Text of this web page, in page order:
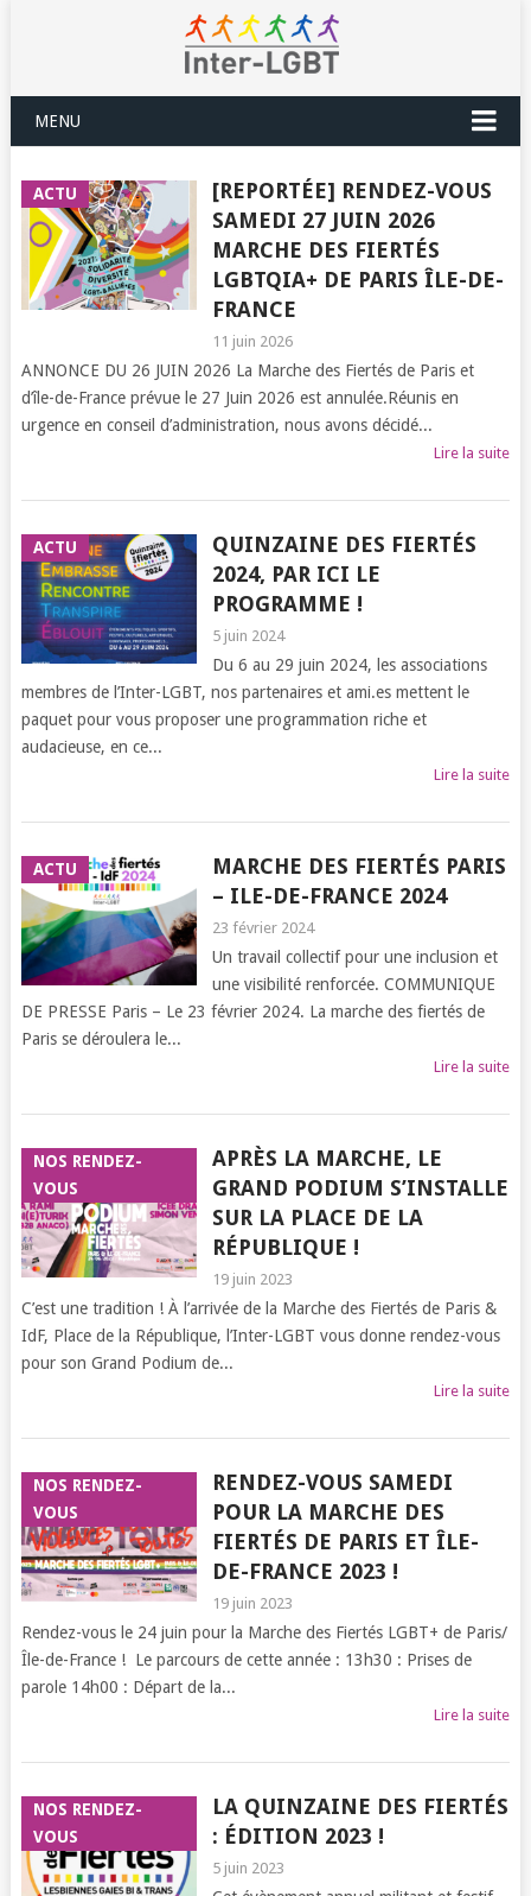
MENU
ACTU
[REPORTÉE] RENDEZ-VOUS
SAMEDI 27 JUIN 2026
MARCHE DES FIERTÉS
LGBTQIA+ DE PARIS ÎLE-DE-
FRANCE
11 juin 2026
ANNONCE DU 26 JUIN 2026 La Marche des Fiertés de Paris et
d’île-de-France prévue le 27 Juin 2026 est annulée.Réunis en
urgence en conseil d’administration, nous avons décidé...
Lire la suite
ACTU
QUINZAINE DES FIERTÉS
2024, PAR ICI LE
PROGRAMME !
5 juin 2024
Du 6 au 29 juin 2024, les associations
membres de l’Inter-LGBT, nos partenaires et ami.es mettent le
paquet pour vous proposer une programmation riche et
audacieuse, en ce...
Lire la suite
ACTU
MARCHE DES FIERTÉS PARIS
– ILE-DE-FRANCE 2024
23 février 2024
Un travail collectif pour une inclusion et
une visibilité renforcée. COMMUNIQUE
DE PRESSE Paris – Le 23 février 2024. La marche des fiertés de
Paris se déroulera le...
Lire la suite
NOS RENDEZ-
VOUS
APRÈS LA MARCHE, LE
GRAND PODIUM S’INSTALLE
SUR LA PLACE DE LA
RÉPUBLIQUE !
19 juin 2023
C’est une tradition ! À l’arrivée de la Marche des Fiertés de Paris &
IdF, Place de la République, l’Inter-LGBT vous donne rendez-vous
pour son Grand Podium de...
Lire la suite
NOS RENDEZ-
VOUS
RENDEZ-VOUS SAMEDI
POUR LA MARCHE DES
FIERTÉS DE PARIS ET ÎLE-
DE-FRANCE 2023 !
19 juin 2023
Rendez-vous le 24 juin pour la Marche des Fiertés LGBT+ de Paris/
Île-de-France ! Le parcours de cette année : 13h30 : Prises de
parole 14h00 : Départ de la...
Lire la suite
NOS RENDEZ-
VOUS
LA QUINZAINE DES FIERTÉS
: ÉDITION 2023 !
5 juin 2023